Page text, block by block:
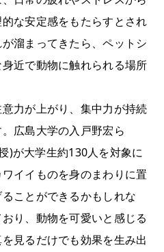
な安定感をもたらすとされ
溜まってきたら、ペットシ
近で動物に触れられる場所
力が上がり、集中力が持続
広島大学の入戸野宏ら
)が大学生約130人を対象に
イイものを身のまわりに置
ことができるかもしれな
り、動物を可愛いと感じる
見るだけでも効果を生み出